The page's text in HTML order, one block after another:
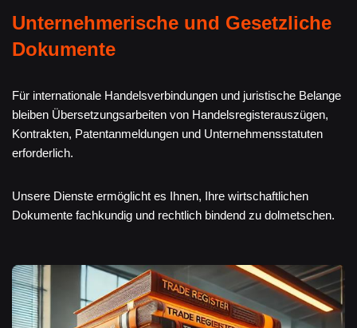
Unternehmerische und Gesetzliche
Dokumente
Für internationale Handelsverbindungen und juristische Belange
bleiben Übersetzungsarbeiten von Handelsregisterauszügen,
Kontrakten, Patentanmeldungen und Unternehmensstatuten
erforderlich.
Unsere Dienste ermöglicht es Ihnen, Ihre wirtschaftlichen
Dokumente fachkundig und rechtlich bindend zu dolmetschen.